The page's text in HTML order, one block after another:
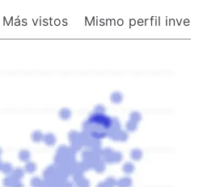
Más vistos Mismo perfil